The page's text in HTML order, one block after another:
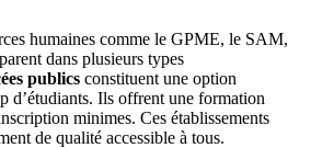
humaines comme le GPME, le SAM,
dans plusieurs types
publics constituent une option
d’étudiants. Ils offrent une formation
minimes. Ces établissements
de qualité accessible à tous.